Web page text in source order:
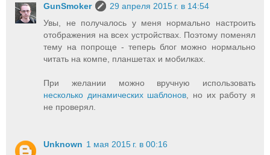
GunSmoker
29 апреля 2015 г. в 14:54
Увы, не получалось у меня нормально настроить
отображения на всех устройствах. Поэтому поменял
тему на попроще - теперь блог можно нормально
читать на компе, планшетах и мобилках.
При желании можно вручную использовать
несколько динамических шаблонов , но их работу я
не проверял.
Unknown 1 мая 2015 г. в 00:16